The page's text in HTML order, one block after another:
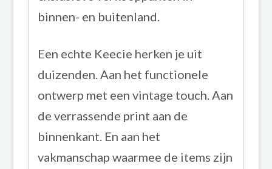
binnen- en buitenland.
Een echte Keecie herken je uit
duizenden. Aan het functionele
ontwerp met een vintage touch. Aan
de verrassende print aan de
binnenkant. En aan het
vakmanschap waarmee de items zijn